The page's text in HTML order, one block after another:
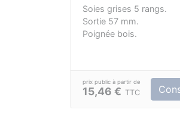
Soies grises 5 rangs.
Sortie 57 mm.
Poignée bois.
15,46 € TTC